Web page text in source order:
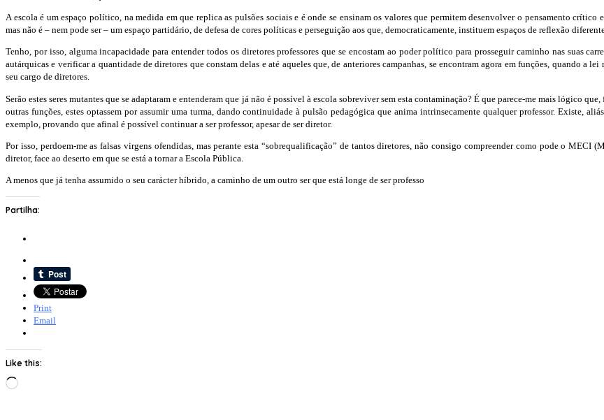
A escola é um espaço político, na medida em que replica as pulsões sociais e é onde se ensinam os valores que permitem desenvolver o pensamento
mas não é – nem pode ser – um espaço partidário, de defesa de cores políticas e perseguição aos que, democraticamente, instituem espaços de reflexão
Tenho, por isso, alguma incapacidade para entender todos os diretores professores que se encostam ao poder político para prosseguir caminho nas suas
autárquicas e verificar a quantidade de diretores que constam delas e até aqueles que, de anteriores campanhas, se encontram agora em funções, quando a
seu cargo de diretores.
Serão estes seres mutantes que se adaptaram e entenderam que já não é possível à escola sobreviver sem esta contaminação? É que parece-me mais lógico
outras funções, estes optassem por assumir uma turma, dando continuidade à pulsão pedagógica que anima intrinsecamente qualquer professor. Existe,
exemplo, provando que afinal é possível continuar a ser professor, apesar de ser diretor.
Por isso, perdoem-me as falsas virgens ofendidas, mas perante esta “sobrequalificação” de tantos diretores, não consigo compreender como pode o MECI
diretor, face ao deserto em que se está a tornar a Escola Pública.
A menos que já tenha assumido o seu carácter híbrido, a caminho de um outro ser que está longe de ser professo
Partilha:
Print
Email
Like this:
Loading…